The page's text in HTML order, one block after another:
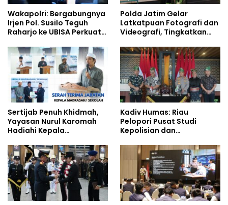
Wakapolri: Bergabungnya
Irjen Pol. Susilo Teguh
Raharjo ke UBISA Perkuat
Studi Kepolisian
Polda Jatim Gelar
Latkatpuan Fotografi dan
Videografi, Tingkatkan
Era Digital
Sertijab Penuh Khidmah,
Yayasan Nurul Karomah
Hadiahi Kepala
Umrah
Kadiv Humas: Riau
Pelopori Pusat Studi
Kepolisian dan
Policing Masuki Babak